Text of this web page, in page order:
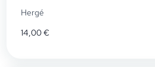
Hergé
14,00€